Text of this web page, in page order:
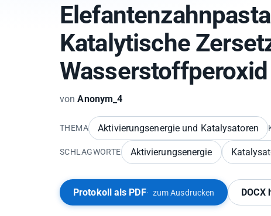
Katalytische
Wasserstoffperoxid
vonAnonym_4
THEMA Aktivierungsenergie und Katalysatoren
SCHLAGWORTE Aktivierungsenergie
Protokoll als PDF zum Ausdrucken DOCX